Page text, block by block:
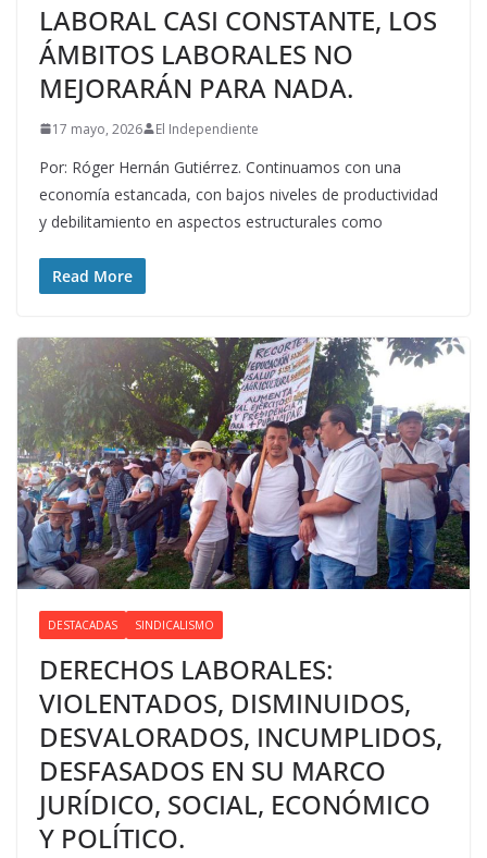
LABORAL CASI CONSTANTE, LOS
ÁMBITOS LABORALES NO
MEJORARÁN PARA NADA.
17 mayo, 2026 El Independiente
Por: Róger Hernán Gutiérrez. Continuamos con una
economía estancada, con bajos niveles de productividad
y debilitamiento en aspectos estructurales como
Read More
DESTACADAS SINDICALISMO
DERECHOS LABORALES:
VIOLENTADOS, DISMINUIDOS,
DESVALORADOS, INCUMPLIDOS,
DESFASADOS EN SU MARCO
JURÍDICO, SOCIAL, ECONÓMICO
Y POLÍTICO.